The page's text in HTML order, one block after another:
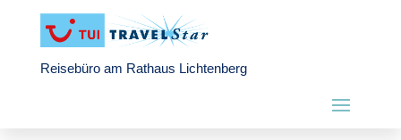
Reisebüro am Rathaus Lichtenberg